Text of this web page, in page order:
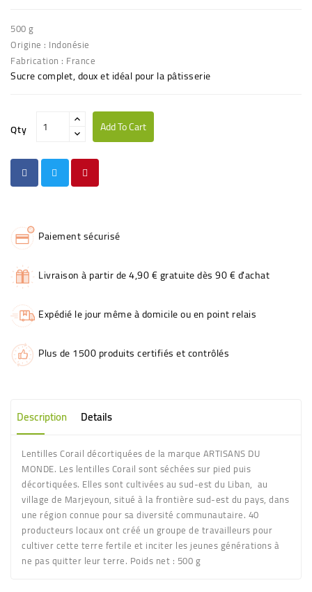
500 g
Origine : Indonésie
Fabrication : France
Sucre complet, doux et idéal pour la pâtisserie
Qty Add To Cart
Paiement sécurisé
Livraison à partir de 4,90 € gratuite dès 90 € d'achat
Expédié le jour même à domicile ou en point relais
Plus de 1500 produits certifiés et contrôlés
Description Details
Lentilles Corail décortiquées de la marque ARTISANS DU
MONDE. Les lentilles Corail sont séchées sur pied puis
décortiquées. Elles sont cultivées au sud-est du Liban, au
village de Marjeyoun, situé à la frontière sud-est du pays, dans
une région connue pour sa diversité communautaire. 40
producteurs locaux ont créé un groupe de travailleurs pour
cultiver cette terre fertile et inciter les jeunes générations à
ne pas quitter leur terre. Poids net : 500 g